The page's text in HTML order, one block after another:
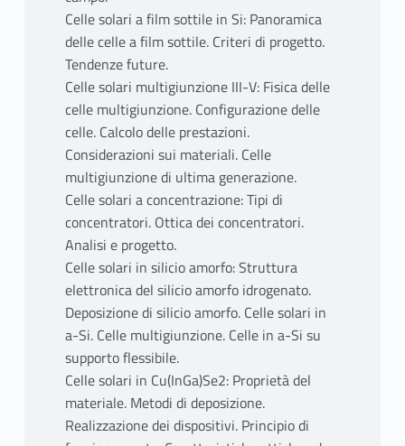
Celle solari a film sottile in Si: Panoramica
delle celle a film sottile. Criteri di progetto.
Tendenze future.
Celle solari multigiunzione III-V: Fisica delle
celle multigiunzione. Configurazione delle
celle. Calcolo delle prestazioni.
Considerazioni sui materiali. Celle
multigiunzione di ultima generazione.
Celle solari a concentrazione: Tipi di
concentratori. Ottica dei concentratori.
Analisi e progetto.
Celle solari in silicio amorfo: Struttura
elettronica del silicio amorfo idrogenato.
Deposizione di silicio amorfo. Celle solari in
a-Si. Celle multigiunzione. Celle in a-Si su
supporto flessibile.
Celle solari in Cu(InGa)Se2: Proprietà del
materiale. Metodi di deposizione.
Realizzazione dei dispositivi. Principio di